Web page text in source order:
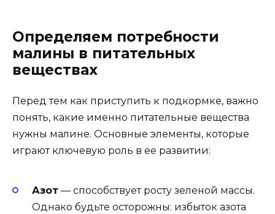
Определяем потребности
малины в питательных
веществах
Перед тем как приступить к подкормке, важно
понять, какие именно питательные вещества
нужны малине. Основные элементы, которые
играют ключевую роль в ее развитии:
Азот — способствует росту зеленой массы.
Однако будьте осторожны: избыток азота